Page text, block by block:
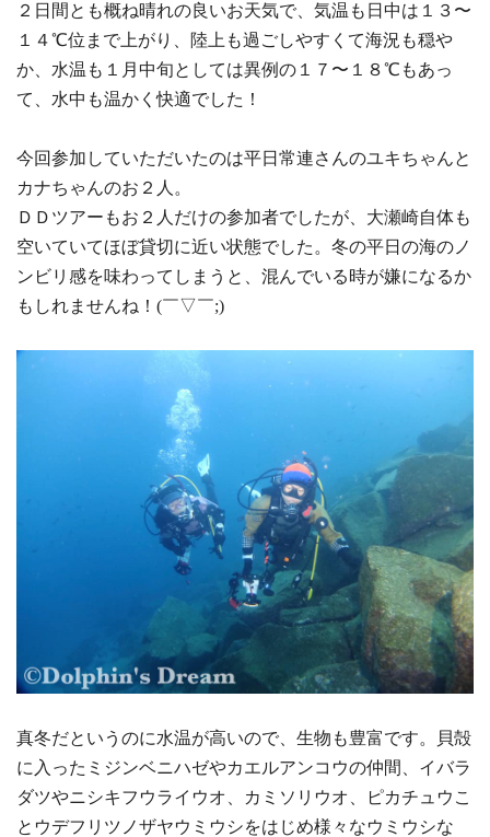
２日間とも概ね晴れの良いお天気で、気温も日中は１３〜
１４℃位まで上がり、陸上も過ごしやすくて海況も穏や
か、水温も１月中旬としては異例の１７〜１８℃もあっ
て、水中も温かく快適でした！
今回参加していただいたのは平日常連さんのユキちゃんと
カナちゃんのお２人。
ＤＤツアーもお２人だけの参加者でしたが、大瀬崎自体も
空いていてほぼ貸切に近い状態でした。冬の平日の海のノ
ンビリ感を味わってしまうと、混んでいる時が嫌になるか
もしれませんね！(￣▽￣;)
真冬だというのに水温が高いので、生物も豊富です。貝殻
に入ったミジンベニハゼやカエルアンコウの仲間、イバラ
ダツやニシキフウライウオ、カミソリウオ、ピカチュウこ
とウデフリツノザヤウミウシをはじめ様々なウミウシな